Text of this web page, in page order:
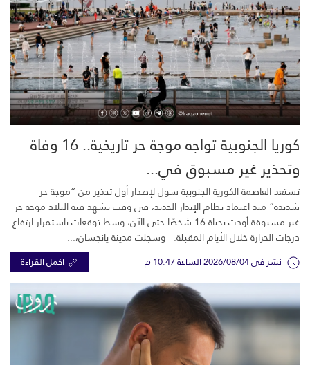
كوريا الجنوبية تواجه موجة حر تاريخية.. 16 وفاة
وتحذير غير مسبوق في...
تستعد العاصمة الكورية الجنوبية سول لإصدار أول تحذير من “موجة حر
شديدة” منذ اعتماد نظام الإنذار الجديد، في وقت تشهد فيه البلاد موجة حر
غير مسبوقة أودت بحياة 16 شخصًا حتى الآن، وسط توقعات باستمرار ارتفاع
درجات الحرارة خلال الأيام المقبلة. وسجلت مدينة يانجسان،...
نشر في 2026/08/04 الساعة 10:47 م اكمل القراءة